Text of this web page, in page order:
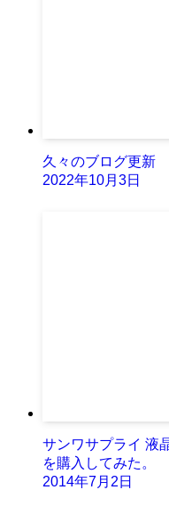
久々のブログ更新
2022年10月3日
サンワサプライ 液
を購入してみた。
2014年7月2日